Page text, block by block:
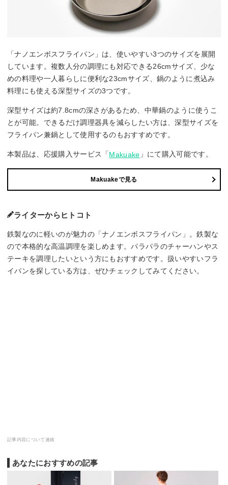
「ナノエンボスフライパン」は、使いやすい3つのサイズを展開
しています。複数人分の調理にも対応できる26cmサイズ、少な
めの料理や一人暮らしに便利な23cmサイズ、鍋のように煮込み
料理にも使える深型サイズの3つです。
深型サイズは約7.8cmの深さがあるため、中華鍋のように使うこ
とが可能。できるだけ調理器具を減らしたい方は、深型サイズを
フライパン兼鍋として使用するのもおすすめです。
本製品は、応援購入サービス「Makuake 」にて購入可能です。
Makuakeで見る
ライターからヒトコト
鉄製なのに軽いのが魅力の「ナノエンボスフライパン」。鉄製な
ので本格的な高温調理を楽しめます。パラパラのチャーハンやス
テーキを調理したいという方にもおすすめです。扱いやすいフラ
イパンを探している方は、ぜひチェックしてみてください。
記事内容について連絡
あなたにおすすめの記事